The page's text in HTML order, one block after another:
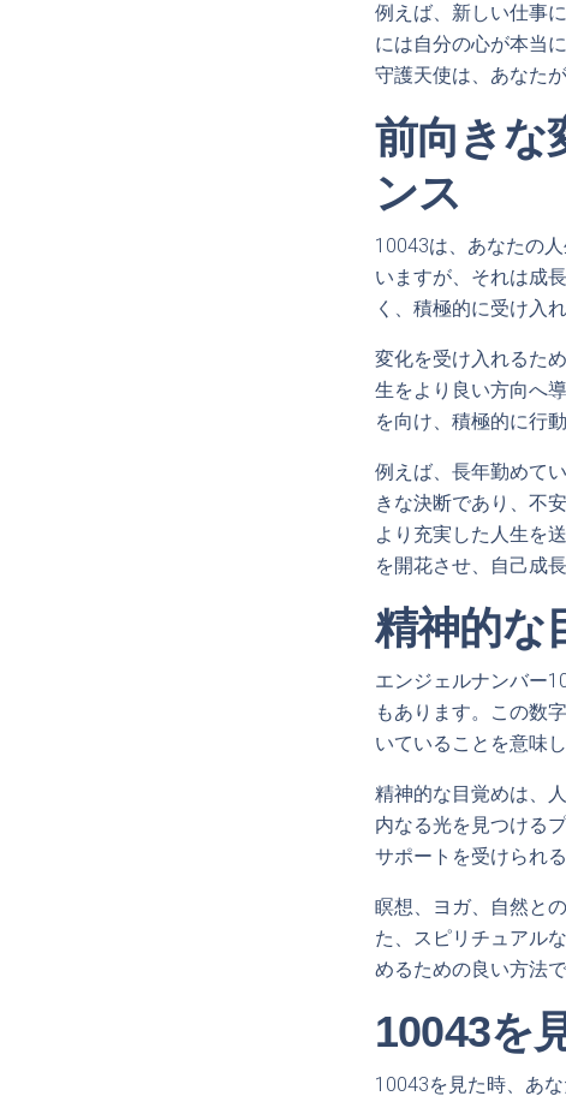
例えば、新しい仕事
には自分の心が本当
守護天使は、あなた
前向きな
ンス
10043は、あなたの
いますが、それは成
く、積極的に受け入
変化を受け入れるた
生をより良い方向へ
を向け、積極的に行
例えば、長年勤めて
きな決断であり、不
より充実した人生を
を開花させ、自己成
精神的な
エンジェルナンバー
もあります。この数
いていることを意味し
精神的な目覚めは、
内なる光を見つける
サポートを受けられ
瞑想、ヨガ、自然と
た、スピリチュアル
めるための良い方法
10043を
10043を見た時、あ